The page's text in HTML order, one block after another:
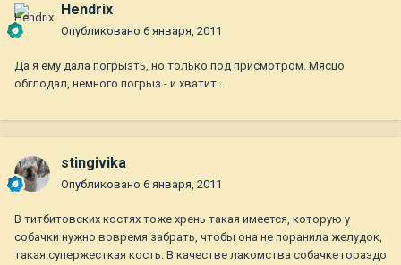
Hendrix
Опубликовано 6 января, 2011
Да я ему дала погрызть, но только под присмотром. Мясцо
обглодал, немного погрыз - и хватит...
stingivika
Опубликовано 6 января, 2011
В титбитовских костях тоже хрень такая имеется, которую у
собачки нужно вовремя забрать, чтобы она не поранила желудок,
такая супержесткая кость. В качестве лакомства собачке гораздо